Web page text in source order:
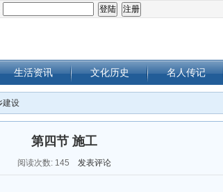
生活资讯 文化历史 名人传记
建设
第四节 施工
阅读次数: 145 发表评论